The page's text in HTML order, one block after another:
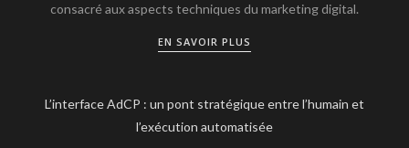
consacré aux aspects techniques du marketing digital.
EN SAVOIR PLUS
L’interface AdCP : un pont stratégique entre l’humain et
l’exécution automatisée